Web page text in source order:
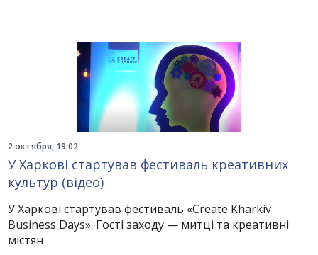
2 октября, 19:02
У Харкові стартував фестиваль креативних
культур (відео)
У Харкові стартував фестиваль «Create Kharkiv
Business Days». Гості заходу — митці та креативні
містян